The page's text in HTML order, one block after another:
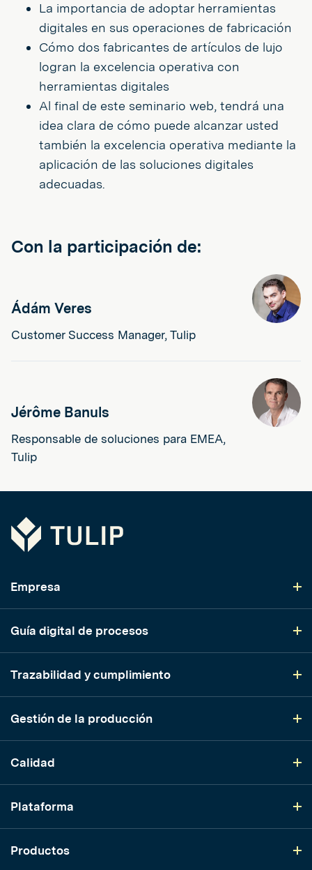
La importancia de adoptar herramientas
digitales en sus operaciones de fabricación
Cómo dos fabricantes de artículos de lujo
logran la excelencia operativa con
herramientas digitales
Al final de este seminario web, tendrá una
idea clara de cómo puede alcanzar usted
también la excelencia operativa mediante la
aplicación de las soluciones digitales
adecuadas.
Con la participación de:
Ádám Veres
Customer Success Manager, Tulip
Jérôme Banuls
Responsable de soluciones para EMEA,
Tulip
Tulip
Empresa
Guía digital de procesos
Trazabilidad y cumplimiento
Gestión de la producción
Calidad
Plataforma
Productos